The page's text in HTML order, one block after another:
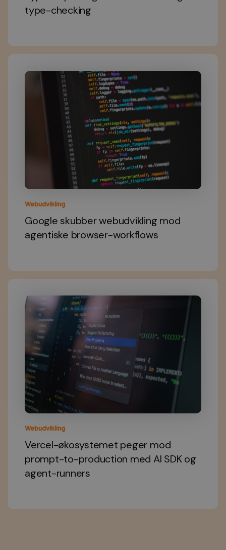
type-checking
Webudvikling
Google skubber webudvikling mod
agentiske browser-workflows
Webudvikling
Vercel-økosystemet peger mod
prompt-to-production med AI SDK og
agent-runners